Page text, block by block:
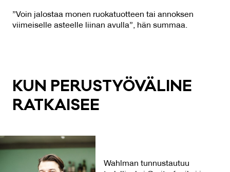
”Voin jalostaa monen ruokatuotteen tai annoksen
viimeiselle asteelle liinan avulla”, hän summaa.
KUN PE­RUS­TYÖ­VÄ­LI­NE
RAT­KAI­SEE
Wahlman tunnustautuu